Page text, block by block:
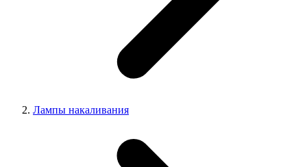
Лампы накаливания